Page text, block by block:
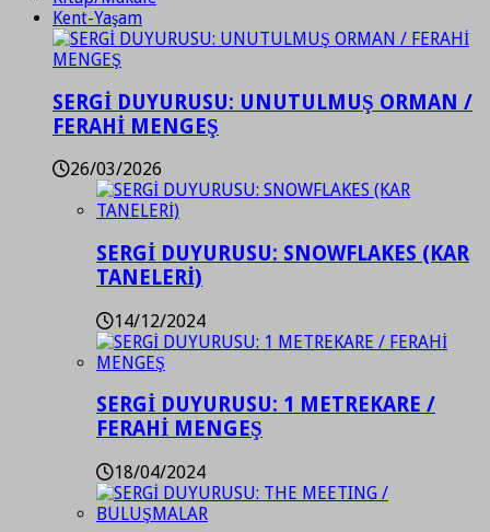
Kent-Yaşam
SERGİ DUYURUSU: UNUTULMUŞ ORMAN /
FERAHİ MENGEŞ
26/03/2026
SERGİ DUYURUSU: SNOWFLAKES (KAR
TANELERİ)
14/12/2024
SERGİ DUYURUSU: 1 METREKARE /
FERAHİ MENGEŞ
18/04/2024